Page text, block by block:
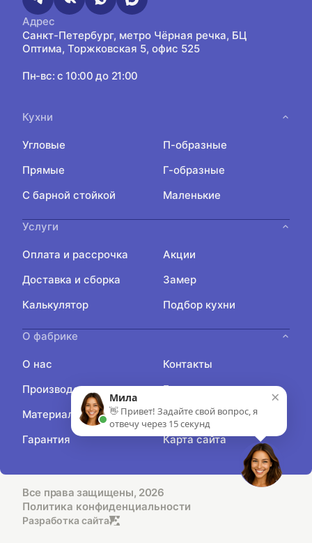
Адрес
Санкт-Петербург, метро Чёрная речка, БЦ
Оптима, Торжковская 5, офис 525
Пн-вс: с 10:00 до 21:00
Кухни
Угловые
П-образные
Прямые
Г-образные
С барной стойкой
Маленькие
Услуги
Оплата и рассрочка
Акции
Доставка и сборка
Замер
Калькулятор
Подбор кухни
О фабрике
О нас
Контакты
Производство
Блог
Материалы
Отзывы
Гарантия
Карта сайта
Все права защищены, 2026
Политика конфиденциальности
Разработка сайта
×
Мила
👋 Привет! Задайте свой вопрос, я
отвечу через 15 секунд